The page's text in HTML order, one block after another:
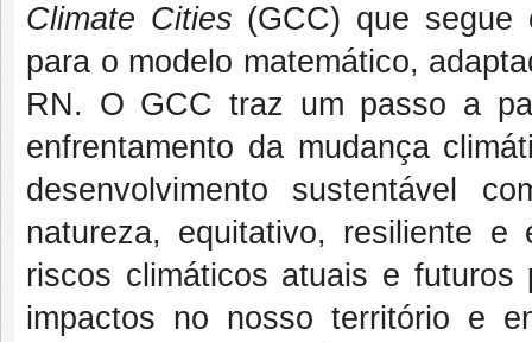
Climate Cities (GCC) que segue
para o modelo matemático,
RN. O GCC traz um passo a
enfrentamento da mudança
desenvolvimento sustentável
natureza, equitativo, resiliente
riscos climáticos atuais e
impactos no nosso território e